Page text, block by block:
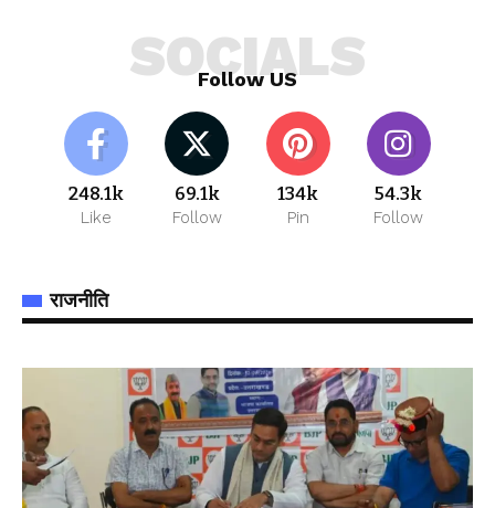
Follow US
SOCIALS
248.1k
Like
69.1k
Follow
134k
Pin
54.3k
Follow
राजनीति